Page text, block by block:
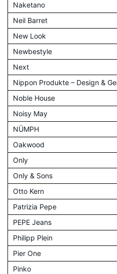
Naketano
Neil Barret
New Look
Newbestyle
Next
Nippon Produkte – Design &
Noble House
Noisy May
NÜMPH
Oakwood
Only
Only & Sons
Otto Kern
Patrizia Pepe
PEPE Jeans
Philipp Plein
Pier One
Pinko